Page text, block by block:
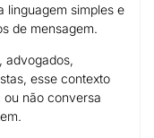
linguagem simples e
de mensagem.
advogados,
esse contexto
não conversa